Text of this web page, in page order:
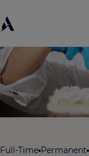
Full-Time Permanent